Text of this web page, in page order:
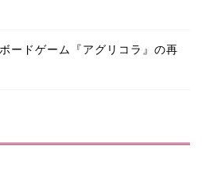
ードゲーム『アグリコラ』の再